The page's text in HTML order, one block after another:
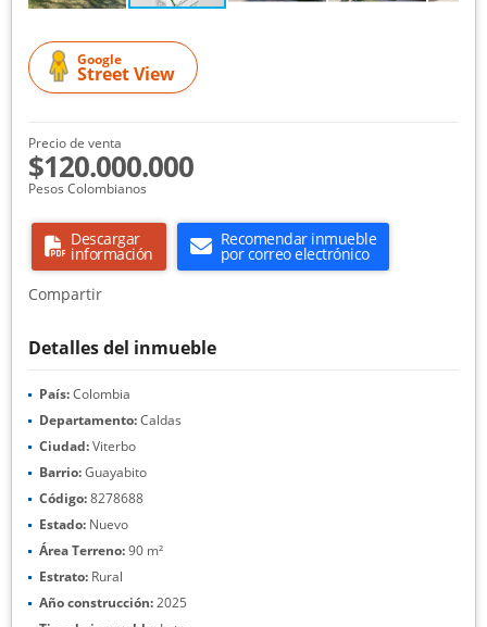
Google
Street View
Precio de venta
$120.000.000
Pesos Colombianos
Descargar
información
Recomendar inmueble
por correo electrónico
Compartir
Detalles del inmueble
País:Colombia
Departamento:Caldas
Ciudad:Viterbo
Barrio:Guayabito
Código:8278688
Estado: Nuevo
Área Terreno:90 m²
Estrato: Rural
Año construcción:2025